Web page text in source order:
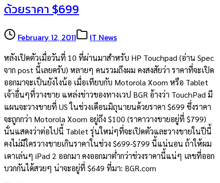
ด้วยราคา $699
February 12, 2011 IT News
หลังเปิดตัวเมื่อวันที่ 10 ที่ผ่านมาสำหรับ HP Touchpad (อ่าน Spec
จาก post นี้เลยครับ) หลายๆ คนรวมถึงผม คงสงสัยว่า ราคาที่จะเปิด
ออกมาจะเป็นยังไงน้อ เมื่อเทียบกับ Motorola Xoom หรือ Tablet
เจ้าอื่นๆที่วางขาย แหล่งข่าวของทางเวป BGR อ้างว่า TouchPad มี
แผนจะวางขายที่ US ในช่วงเดือนมิถุนายนด้วยราคา $699 ซึ่งราคา
จะถูกกว่า Motorola Xoom อยู่ถึง $100 (ราคาวางขายอยู่ที่ $799)
นั่นแสดงว่าต่อไปนี้ Tablet รุ่นใหม่ๆที่จะเปิดตัวและวางขายในปีนี้
คงไม่มีใครวางขายเกินราคาในช่วง $699-$799 นี้แน่นอน ถ้าให้ผม
เดาเล่นๆ iPad 2 ออกมา คงออกมาต่ำกว่าช่วงราคานี้แน่ๆ เลขที่ออก
บวกกันได้สวยๆ น่าจะอยู่ที่ $649 ที่มา: BGR.com